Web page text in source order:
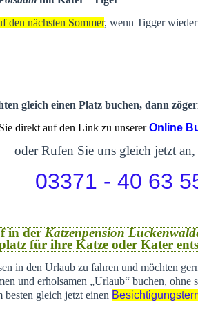
den nächsten Sommer, wenn Tigger
gleich einen Platz buchen, dann
direkt auf den Link zu unsererOnline
oder Rufen Sie uns gleich jetzt an,
03371 - 40 63
in der Katzenpension
für ihre Katze oder Kater
in den Urlaub zu fahren und möchten
und erholsamen „Urlaub“ buchen, ohne
besten gleich jetzt einen